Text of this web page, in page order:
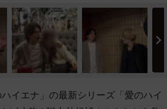
イエナ」の最新シリーズ「愛のハイ